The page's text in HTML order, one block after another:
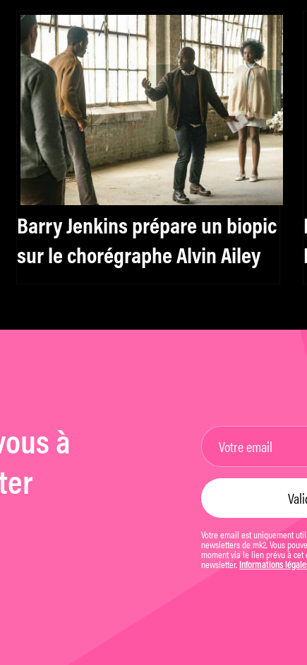
Barry Jenkins prépare un biopic
sur le chorégraphe Alvin Ailey
à
Votre email est uniquement
newsletters de mk2. Vous
moment via le lien prévu à
newsletter. Informations